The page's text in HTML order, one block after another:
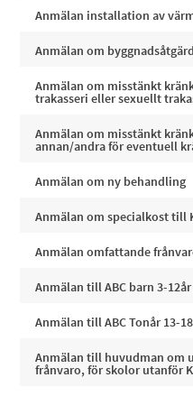
Anmälan installation av
Anmälan om byggnadsåtgärd
Anmälan om misstänkt
trakasseri eller sexuellt
Anmälan om misstänkt
annan/andra för eventuell
Anmälan om ny behandling
Anmälan om specialkost till
Anmälan omfattande
Anmälan till ABC barn 3-12år
Anmälan till ABC Tonår 13-
Anmälan till huvudman om
frånvaro, för skolor utanför